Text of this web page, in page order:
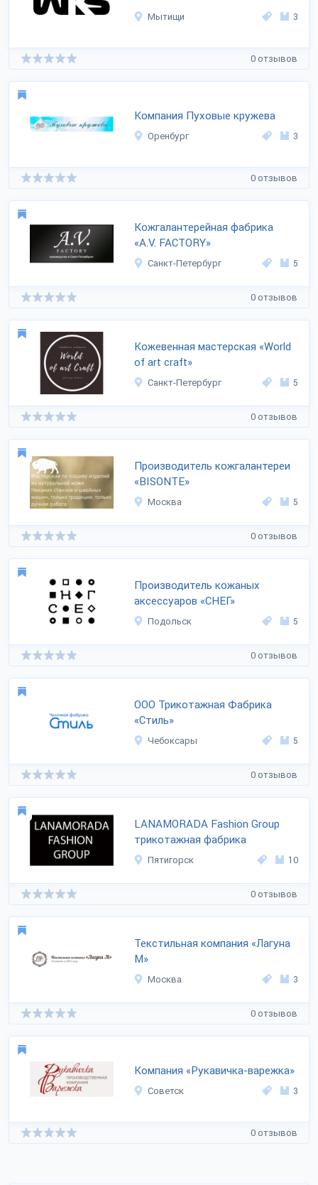
Мытищи 3
0 отзывов
Компания Пуховые кружева
Оренбург 3
0 отзывов
Кожгалантерейная фабрика
«A.V. FACTORY»
Санкт-Петербург 5
0 отзывов
Кожевенная мастерская «World
of art craft»
Санкт-Петербург 5
0 отзывов
Производитель кожгалантереи
«BISONTE»
Москва 5
0 отзывов
Производитель кожаных
аксессуаров «СНЕГ»
Подольск 5
0 отзывов
ООО Трикотажная Фабрика
«Стиль»
Чебоксары 5
0 отзывов
LANAMORADA Fashion Group
трикотажная фабрика
Пятигорск 10
0 отзывов
Текстильная компания «Лагуна
М»
Москва 3
0 отзывов
Компания «Рукавичка-варежка»
Советск 3
0 отзывов